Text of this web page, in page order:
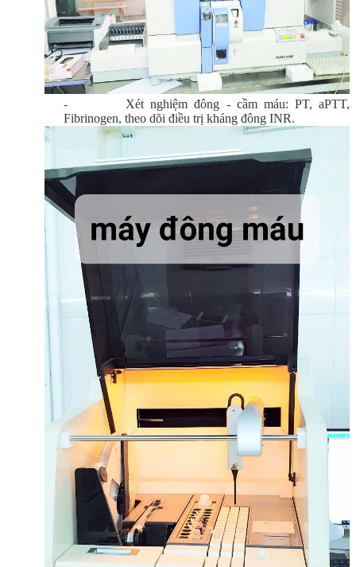
- Xét nghiệm đông - cầm máu: PT, aPTT,
Fibrinogen, theo dõi điều trị kháng đông INR.